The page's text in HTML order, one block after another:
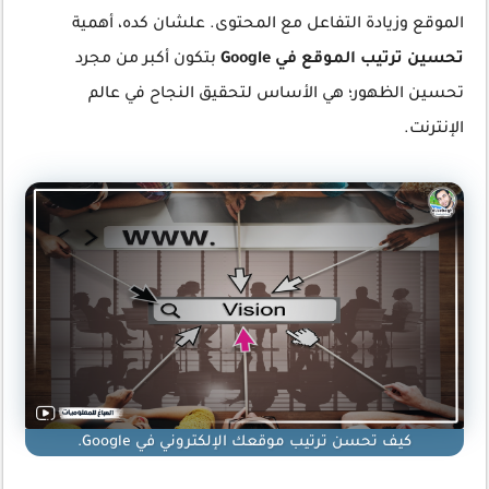
الموقع وزيادة التفاعل مع المحتوى. علشان كده، أهمية
تحسين ترتيب الموقع في Google
بتكون أكبر من مجرد
تحسين الظهور؛ هي الأساس لتحقيق النجاح في عالم
الإنترنت.
كيف تحسن ترتيب موقعك الإلكتروني في Google.